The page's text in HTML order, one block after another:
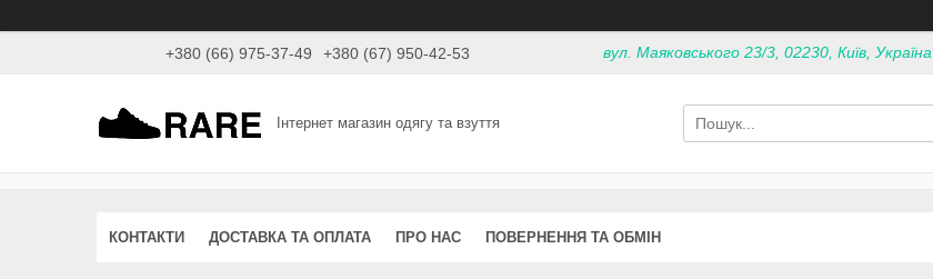
+380 (66) 975-37-49 +380 (67) 950-42-53 вул. Маяковського 23/3, 02230, Київ, Україна
Інтернет магазин одягу та взуття
КОНТАКТИ ДОСТАВКА ТА ОПЛАТА ПРО НАС ПОВЕРНЕННЯ ТА ОБМІН